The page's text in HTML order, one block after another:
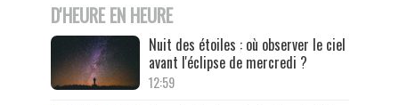
D'HEURE EN HEURE
Nuit des étoiles : où observer le ciel
avant l'éclipse de mercredi ?
12:59